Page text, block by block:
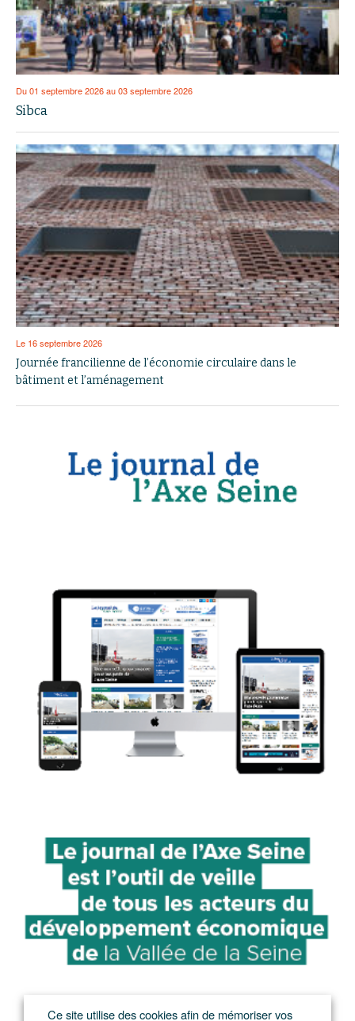
Du 01 septembre 2026 au 03 septembre 2026
Sibca
Le 16 septembre 2026
Journée francilienne de l’économie circulaire dans le
bâtiment et l’aménagement
Ce site utilise des cookies afin de mémoriser vos